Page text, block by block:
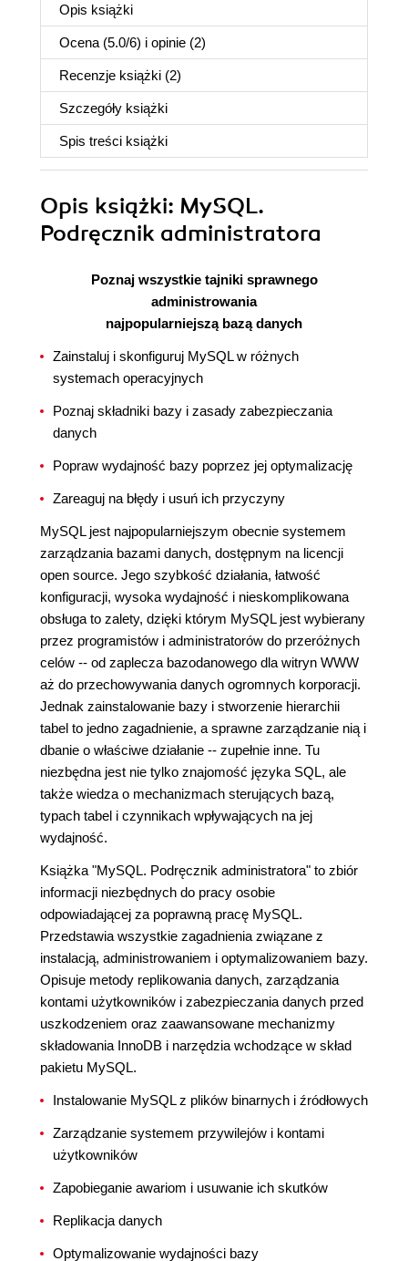
Opis książki
Ocena (5.0/6) i opinie (2)
Recenzje książki (2)
Szczegóły książki
Spis treści książki
Opis książki: MySQL.
Podręcznik administratora
Poznaj wszystkie tajniki sprawnego
administrowania
najpopularniejszą bazą danych
Zainstaluj i skonfiguruj MySQL w różnych
systemach operacyjnych
Poznaj składniki bazy i zasady zabezpieczania
danych
Popraw wydajność bazy poprzez jej optymalizację
Zareaguj na błędy i usuń ich przyczyny
MySQL jest najpopularniejszym obecnie systemem
zarządzania bazami danych, dostępnym na licencji
open source. Jego szybkość działania, łatwość
konfiguracji, wysoka wydajność i nieskomplikowana
obsługa to zalety, dzięki którym MySQL jest wybierany
przez programistów i administratorów do przeróżnych
celów -- od zaplecza bazodanowego dla witryn WWW
aż do przechowywania danych ogromnych korporacji.
Jednak zainstalowanie bazy i stworzenie hierarchii
tabel to jedno zagadnienie, a sprawne zarządzanie nią i
dbanie o właściwe działanie -- zupełnie inne. Tu
niezbędna jest nie tylko znajomość języka SQL, ale
także wiedza o mechanizmach sterujących bazą,
typach tabel i czynnikach wpływających na jej
wydajność.
Książka "MySQL. Podręcznik administratora" to zbiór
informacji niezbędnych do pracy osobie
odpowiadającej za poprawną pracę MySQL.
Przedstawia wszystkie zagadnienia związane z
instalacją, administrowaniem i optymalizowaniem bazy.
Opisuje metody replikowania danych, zarządzania
kontami użytkowników i zabezpieczania danych przed
uszkodzeniem oraz zaawansowane mechanizmy
składowania InnoDB i narzędzia wchodzące w skład
pakietu MySQL.
Instalowanie MySQL z plików binarnych i źródłowych
Zarządzanie systemem przywilejów i kontami
użytkowników
Zapobieganie awariom i usuwanie ich skutków
Replikacja danych
Optymalizowanie wydajności bazy